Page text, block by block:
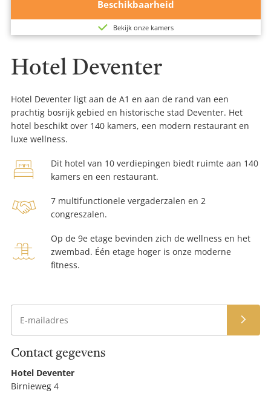
Beschik­baar­heid
Bekijk onze kamers
Hotel Deventer
Hotel Deventer ligt aan de A1 en aan de rand van een
prachtig bosrijk gebied en historische stad Deventer. Het
hotel beschikt over 140 kamers, een modern restaurant en
luxe wellness.
bed-
x-
large
Dit hotel van 10 verdiepingen biedt ruimte aan 140
kamers en een restaurant.
handshake
7 multifunctionele vergaderzalen en 2
congreszalen.
swimming-
pool
Op de 9e etage bevinden zich de wellness en het
zwembad. Één etage hoger is onze moderne
fitness.
Contact gegevens
Hotel
naam
Hotel Deventer
Birnieweg 4